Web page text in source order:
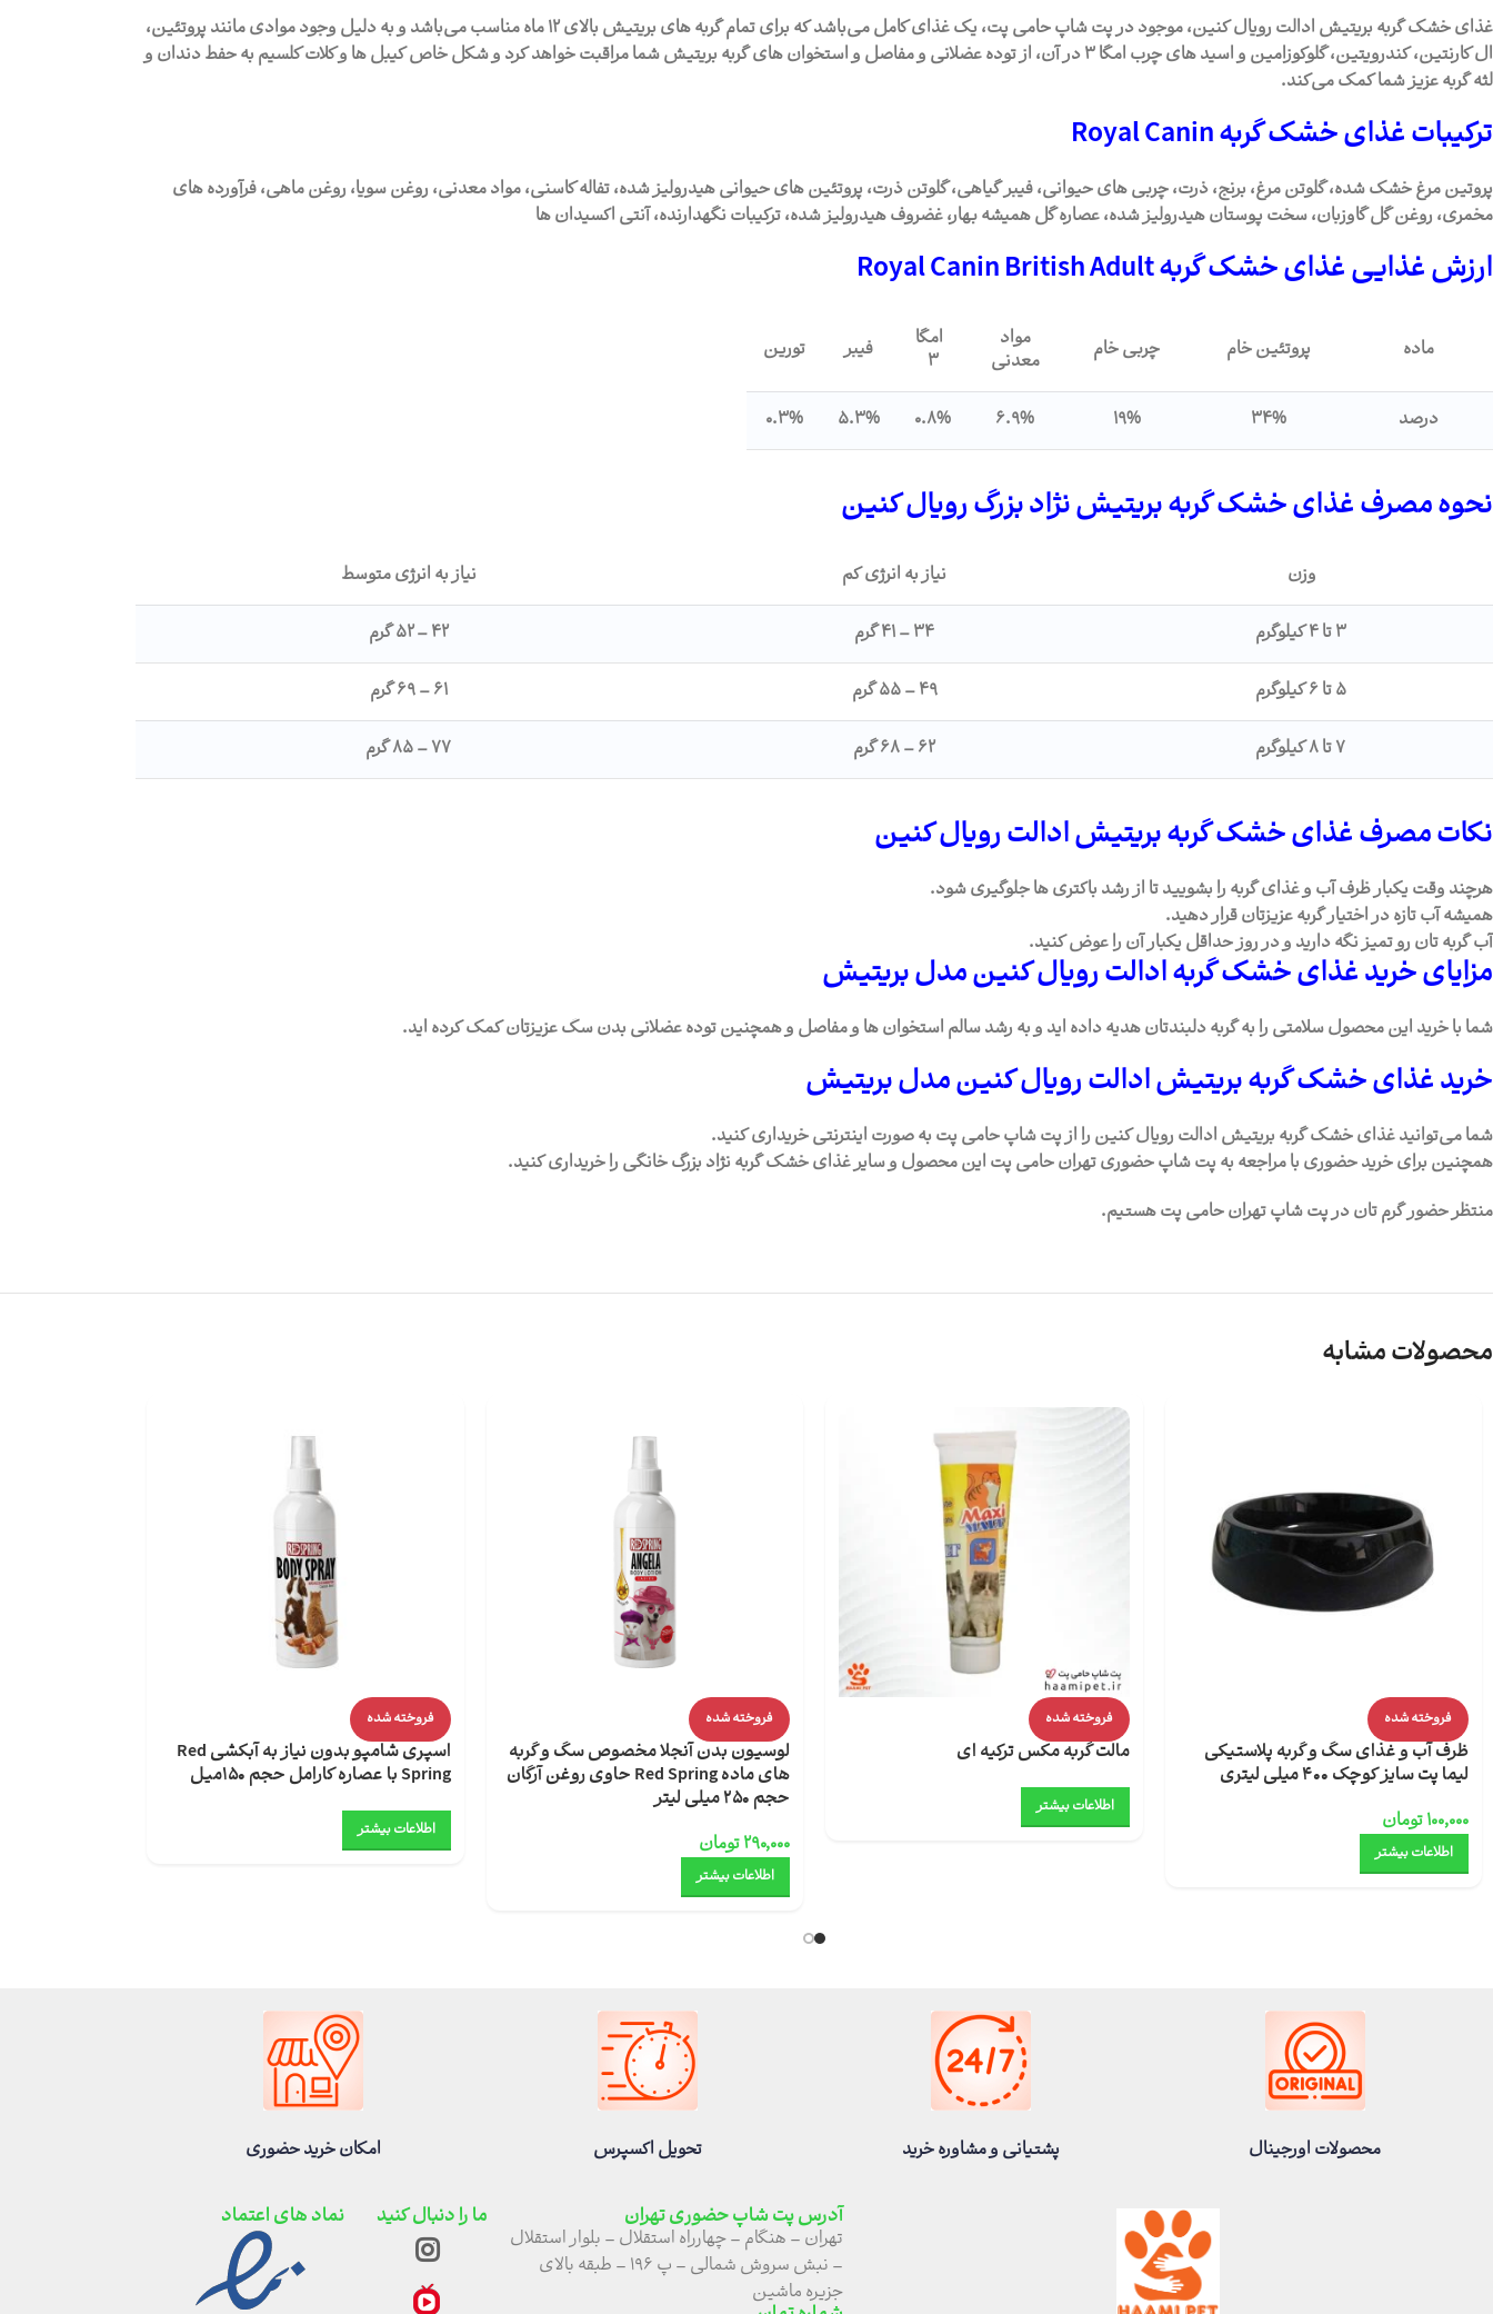
غذای خشک گربه بریتیش ادالت رویال کنین، موجود در پت شاپ حامی پت، یک غذای کامل می‌باشد که برای تمام گربه های بریتیش بالای 12 ماه مناسب می‌باشد و به دلیل وجود موادی مانند پروتئین،
ال کارنتین، کندرویتین، گلوکوزامین و اسید های چرب امگا 3 در آن، از توده عضلانی و مفاصل و استخوان های گربه بریتیش شما مراقبت خواهد کرد و شکل خاص کیبل ها و کلات کلسیم به حفط دندان و
لثه گربه عزیز شما کمک می‌کند.
ترکیبات غذای خشک گربه Royal Canin
پروتین مرغ خشک شده، گلوتن مرغ، برنج، ذرت، چربی های حیوانی، فیبر گیاهی، گلوتن ذرت، پروتئین های حیوانی هیدرولیز شده، تفاله کاسنی، مواد معدنی، روغن سویا، روغن ماهی، فرآورده های
مخمری، روغن گل گاوزبان، سخت پوستان هیدرولیز شده، عصاره گل همیشه بهار، غضروف هیدرولیز شده، ترکیبات نگهدارنده، آنتی اکسیدان ها
ارزش غذایی غذای خشک گربهRoyal Canin British Adult
ماده پروتئین خام چربی خام مواد
معدنی
امگا
3 فیبر تورین
درصد 34%
19%
6.9%
0.8%
5.3%
0.3%
نحوه مصرف غذای خشک گربه بریتیش نژاد بزرگ رویال کنین
وزن نیاز به انرژی کم
نیاز به انرژی متوسط
۳ تا ۴ کیلوگرم
۳۴ – ۴۱ گرم
۴۲ – ۵۲ گرم
۵ تا ۶ کیلوگرم
۴۹ – ۵۵ گرم
۶۱ – ۶۹ گرم
۷ تا ۸ کیلوگرم
۶۲ – ۶۸ گرم ۷۷ – ۸۵ گرم
نکات مصرف غذای خشک گربه بریتیش ادالت رویال کنین
هرچند وقت یکبار ظرف آب و غذای گربه را بشویید تا از رشد باکتری ها جلوگیری شود.
همیشه آب تازه در اختیار گربه عزیزتان قرار دهید.
آب گربه تان رو تمیز نگه دارید و در روز حداقل یکبار آن را عوض کنید.
مزایای خرید غذای خشک گربه ادالت رویال کنین مدل بریتیش
شما با خرید این محصول سلامتی را به گربه دلبندتان هدیه داده اید و به رشد سالم استخوان ها و مفاصل و همچنین توده عضلانی بدن سگ عزیزتان کمک کرده اید.
خرید غذای خشک گربه بریتیش ادالت رویال کنین مدل بریتیش
شما می‌توانید غذای خشک گربه بریتیش ادالت رویال کنین را از پت شاپ حامی پت به صورت اینترنتی خریداری کنید.
همچنین برای خرید حضوری با مراجعه به پت شاپ حضوری تهران حامی پت این محصول و سایر غذای خشک گربه نژاد بزرگ خانگی را خریداری کنید.
منتظر حضور گرم تان در پت شاپ تهران حامی پت هستیم.
محصولات مشابه
فروخته شده
ظرف آب و غذای سگ و گربه پلاستیکی
لیما پت سایز کوچک 400 میلی لیتری
۱۰۰,۰۰۰تومان
اطلاعات بیشتر
فروخته شده
مالت گربه مکس ترکیه ای
اطلاعات بیشتر
فروخته شده
لوسیون بدن آنجلا مخصوص سگ و گربه
های ماده Red Spring حاوی روغن آرگان
حجم 250 میلی لیتر
۲۹۰,۰۰۰تومان
اطلاعات بیشتر
فروخته شده
اسپری شامپو بدون نیاز به آبکشی Red
Spring با عصاره کارامل حجم 150میل
اطلاعات بیشتر
محصولات اورجینال پشتیانی و مشاوره خرید تحویل اکسپرس امکان خرید حضوری
آدرس پت شاپ حضوری تهران
تهران – هنگام – چهارراه استقلال – بلوار استقلال
– نبش سروش شمالی – پ ۱۹۶ – طبقه بالای
جزیره ماشین
ما را دنبال کنید نماد های اعتماد